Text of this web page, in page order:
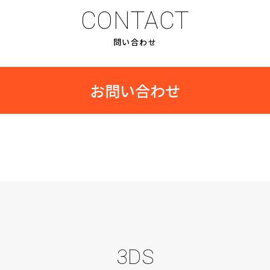
CONTACT
問い合わせ
お問い合わせ
3DS